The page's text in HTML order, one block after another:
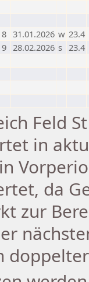
8 31.01.2026 w 23.4
9 28.02.2026 s 23.4
Feld
in
da
zur